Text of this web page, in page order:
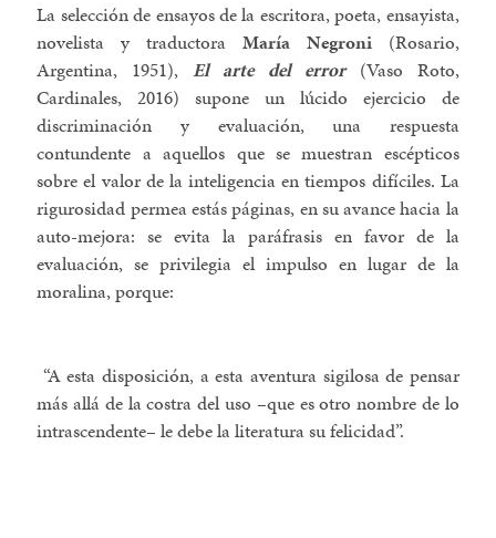
La selección de ensayos de la escritora, poeta, ensayista,
novelista y traductora María Negroni(Rosario,
Argentina, 1951), El arte del error(Vaso Roto,
Cardinales, 2016) supone un lúcido ejercicio de
discriminación y evaluación, una respuesta
contundente a aquellos que se muestran escépticos
sobre el valor de la inteligencia en tiempos difíciles. La
rigurosidad permea estás páginas, en su avance hacia la
auto-mejora: se evita la paráfrasis en favor de la
evaluación, se privilegia el impulso en lugar de la
moralina, porque:
“A esta disposición, a esta aventura sigilosa de pensar
más allá de la costra del uso –que es otro nombre de lo
intrascendente– le debe la literatura su felicidad”.